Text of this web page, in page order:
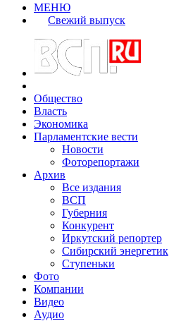
МЕНЮ
Свежий выпуск
Общество
Власть
Экономика
Парламентские вести
Новости
Фоторепортажи
Архив
Все издания
ВСП
Губерния
Конкурент
Иркутский репортер
Сибирский энергетик
Ступеньки
Фото
Компании
Видео
Аудио